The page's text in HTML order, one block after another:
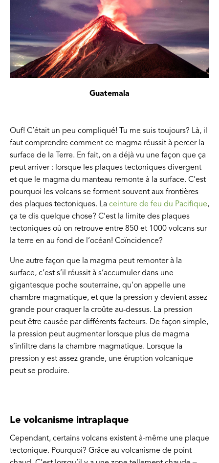
Guatemala
Ouf! C’était un peu compliqué! Tu me suis toujours? Là, il
faut comprendre comment ce magma réussit à percer la
surface de la Terre. En fait, on a déjà vu une façon que ça
peut arriver : lorsque les plaques tectoniques divergent
et que le magma du manteau remonte à la surface. C’est
pourquoi les volcans se forment souvent aux frontières
des plaques tectoniques. La ceinture de feu du Pacifique,
ça te dis quelque chose? C’est la limite des plaques
tectoniques où on retrouve entre 850 et 1000 volcans sur
la terre en au fond de l’océan! Coïncidence?
Une autre façon que la magma peut remonter à la
surface, c’est s’il réussit à s’accumuler dans une
gigantesque poche souterraine, qu’on appelle une
chambre magmatique, et que la pression y devient assez
grande pour craquer la croûte au-dessus. La pression
peut être causée par différents facteurs. De façon simple,
la pression peut augmenter lorsque plus de magma
s’infiltre dans la chambre magmatique. Lorsque la
pression y est assez grande, une éruption volcanique
peut se produire.
Le volcanisme intraplaque
Cependant, certains volcans existent à-même une plaque
tectonique. Pourquoi? Grâce au volcanisme de point